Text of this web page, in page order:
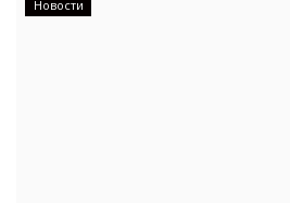
Новости